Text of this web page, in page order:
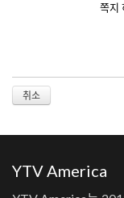
최종 수정일: 2025년 6
사이트는 다음과 같은
이메일 주소
이름
쪽지
취소
YTV America